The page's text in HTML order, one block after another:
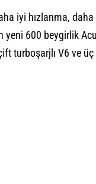
iyi hızlanma,
600 beygirlik
turboşarjlı V6 ve